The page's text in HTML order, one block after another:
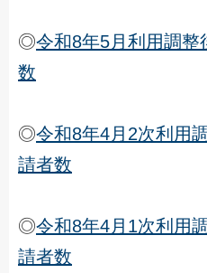
◎令和8年5月利用調
数
◎令和8年4月2次利用
請者数
◎令和8年4月1次利用
請者数